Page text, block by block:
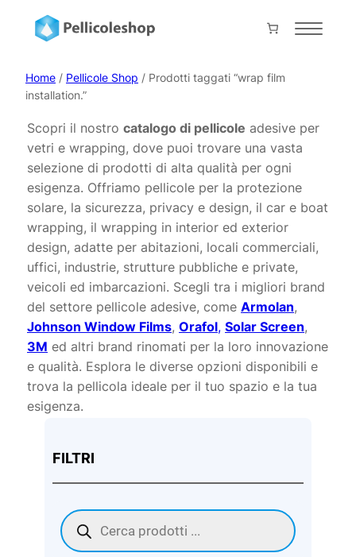
Home
About
Servizi
Shop
Progetti
Prodotti
Contatti
Collabora con noi
Il mio account
Carrello
Pagamento
Home / Pellicole Shop / Prodotti taggati “wrap film
installation.”
Scopri il nostro catalogo di pellicole adesive per
vetri e wrapping, dove puoi trovare una vasta
selezione di prodotti di alta qualità per ogni
esigenza. Offriamo pellicole per la protezione
solare, la sicurezza, privacy e design, il car e boat
wrapping, il wrapping in interior ed exterior
design, adatte per abitazioni, locali commerciali,
uffici, industrie, strutture pubbliche e private,
veicoli ed imbarcazioni. Scegli tra i migliori brand
del settore pellicole adesive, come Armolan,
Johnson Window Films, Orafol, Solar Screen,
3M ed altri brand rinomati per la loro innovazione
e qualità. Esplora le diverse opzioni disponibili e
trova la pellicola ideale per il tuo spazio e la tua
esigenza.
FILTRI
Products
search